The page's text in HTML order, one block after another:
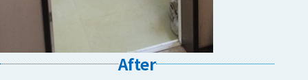
After